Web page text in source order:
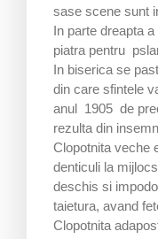
sase scene sunt
In parte dreapta
piatra pentru
In biserica se
din care sfintele
anul 1905 de
rezulta din
Clopotnita veche
denticuli la
deschis si
taietura, avand
Clopotnita